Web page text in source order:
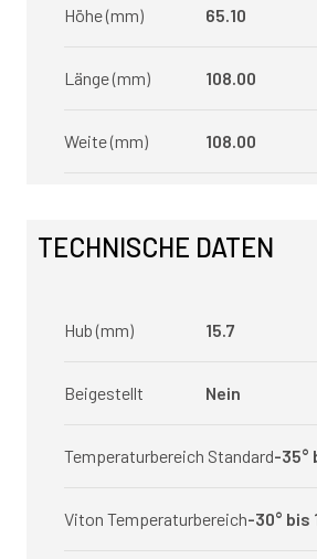
Höhe (mm) 65.10
Länge (mm) 108.00
Weite (mm) 108.00
TECHNISCHE DATEN
Hub (mm) 15.7
Beigestellt Nein
Temperaturbereich Standard-35°
Viton Temperaturbereich-30° bis